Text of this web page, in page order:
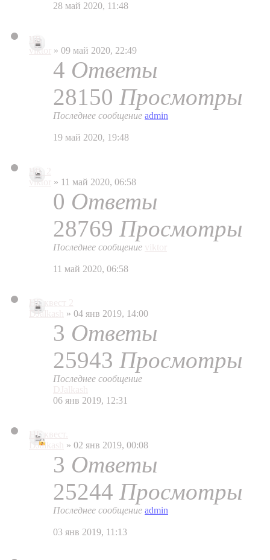
28 май 2020, 11:48
ЧВ
viktor
» 09 май 2020, 22:49
4 Ответы
28150 Просмотры
Последнее сообщение admin
19 май 2020, 19:48
ЧВ_2
viktor
» 11 май 2020, 06:58
0 Ответы
28769 Просмотры
Последнее сообщение
11 май 2020, 06:58
НГ квест 2
DJalkash
» 04 янв 2019, 14:00
3 Ответы
25943 Просмотры
Последнее сообщение
06 янв 2019, 12:31
НГ квест.
DJalkash
» 02 янв 2019, 00:08
3 Ответы
25244 Просмотры
Последнее сообщение admin
03 янв 2019, 11:13